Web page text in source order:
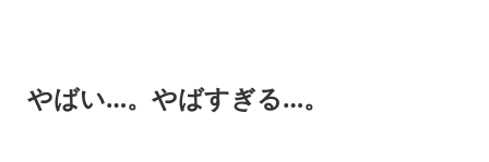
やばい…。やばすぎる…。